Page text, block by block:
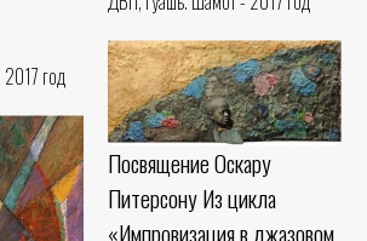
год
Посвящение Оскару
Питерсону Из цикла
«Импровизация в джазовом